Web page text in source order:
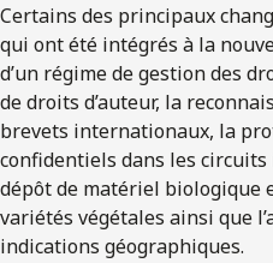
Certains des principaux
qui ont été intégrés à la
d’un régime de gestion des
de droits d’auteur, la
brevets internationaux, la
confidentiels dans les
dépôt de matériel biologique
variétés végétales ainsi que
indications géographiques.